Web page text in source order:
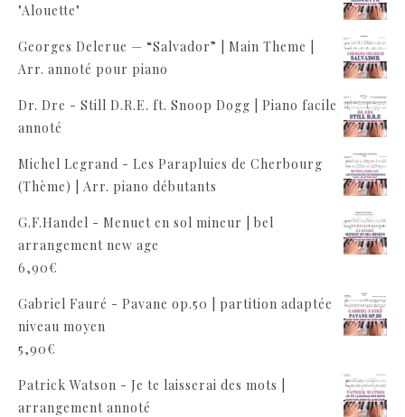
"Alouette"
Georges Delerue — “Salvador” | Main Theme |
Arr. annoté pour piano
Dr. Dre - Still D.R.E. ft. Snoop Dogg | Piano facile
annoté
Michel Legrand - Les Parapluies de Cherbourg
(Thème) | Arr. piano débutants
G.F.Handel - Menuet en sol mineur | bel
arrangement new age
6,90€
Gabriel Fauré - Pavane op.50 | partition adaptée
niveau moyen
5,90€
Patrick Watson - Je te laisserai des mots |
arrangement annoté